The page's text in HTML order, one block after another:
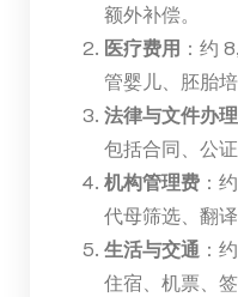
额外补偿。
医疗费用 ：约
管婴儿、胚胎
法律与文件办理
包括合同、公证
机构管理费：
代母筛选、翻译
生活与交通 ：
住宿、机票、签